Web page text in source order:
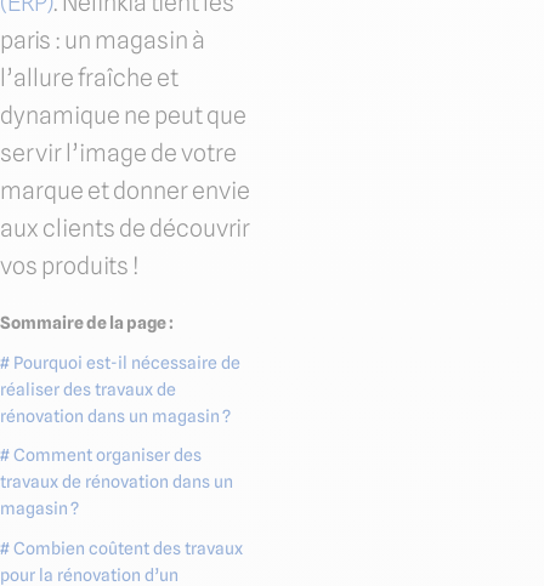
paris : un magasin à
l’allure fraîche et
dynamique ne peut que
servir l’image de votre
marque et donner envie
aux clients de découvrir
vos produits !
Sommaire de la page :
# Pourquoi est-il nécessaire de
réaliser des travaux de
rénovation dans un magasin ?
# Comment organiser des
travaux de rénovation dans un
magasin ?
# Combien coûtent des travaux
pour la rénovation d’un